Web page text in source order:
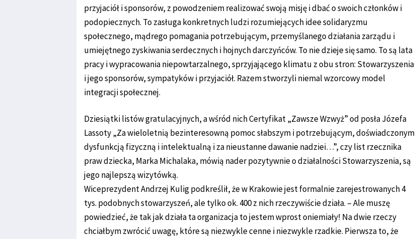
przyjaciół i sponsorów, z powodzeniem realizować swoją misję i dbać o swoich członków i
podopiecznych. To zasługa konkretnych ludzi rozumiejących idee solidaryzmu
społecznego, mądrego pomagania potrzebującym, przemyślanego działania zarządu i
umiejętnego zyskiwania serdecznych i hojnych darczyńców. To nie dzieje się samo. To są lata
pracy i wypracowania niepowtarzalnego, sprzyjającego klimatu z obu stron: Stowarzyszenia
i jego sponsorów, sympatyków i przyjaciół. Razem stworzyli niemal wzorcowy model
integracji społecznej.
Dziesiątki listów gratulacyjnych, a wśród nich Certyfikat „Zawsze Wzwyż” od posła Józefa
Lassoty „Za wieloletnią bezinteresowną pomoc słabszym i potrzebującym, doświadczonym
dysfunkcją fizyczną i intelektualną i za nieustanne dawanie nadziei…”, czy list rzecznika
praw dziecka, Marka Michalaka, mówią nader pozytywnie o działalności Stowarzyszenia, są
jego najlepszą wizytówką.
Wiceprezydent Andrzej Kulig podkreślił, że w Krakowie jest formalnie zarejestrowanych 4
tys. podobnych stowarzyszeń, ale tylko ok. 400 z nich rzeczywiście działa. – Ale muszę
powiedzieć, że tak jak działa ta organizacja to jestem wprost oniemiały! Na dwie rzeczy
chciałbym zwrócić uwagę, które są niezwykle cenne i niezwykle rzadkie. Pierwsza to, że